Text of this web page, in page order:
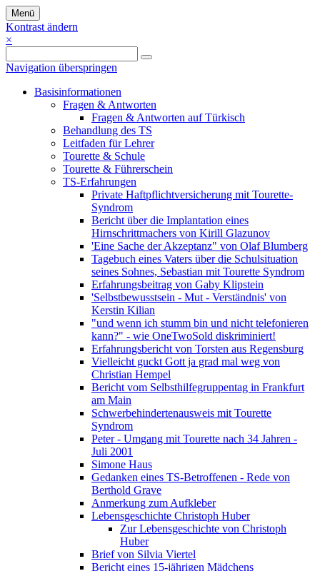
Menü
Kontrast ändern
×
Navigation überspringen
Basisinformationen
Fragen & Antworten
Fragen & Antworten auf Türkisch
Behandlung des TS
Leitfaden für Lehrer
Tourette & Schule
Tourette & Führerschein
TS-Erfahrungen
Private Haftpflichtversicherung mit Tourette-
Syndrom
Bericht über die Implantation eines
Hirnschrittmachers von Kirill Glazunov
'Eine Sache der Akzeptanz" von Olaf Blumberg
Tagebuch eines Vaters über die Schulsituation
seines Sohnes, Sebastian mit Tourette Syndrom
Erfahrungsbeitrag von Gaby Klipstein
'Selbstbewusstsein - Mut - Verständnis' von
Kerstin Kilian
"und wenn ich stumm bin und nicht telefonieren
kann?" - wie OneTwoSold diskriminiert!
Erfahrungsbericht von Torsten aus Regensburg
Vielleicht guckt Gott ja grad mal weg von
Christian Hempel
Bericht vom Selbsthilfegruppentag in Frankfurt
am Main
Schwerbehindertenausweis mit Tourette
Syndrom
Peter - Umgang mit Tourette nach 34 Jahren -
Juli 2001
Simone Haus
Gedanken eines TS-Betroffenen - Rede von
Berthold Grave
Anmerkung zum Aufkleber
Lebensgeschichte Christoph Huber
Zur Lebensgeschichte von Christoph
Huber
Brief von Silvia Viertel
Bericht eines 15-jährigen Mädchens